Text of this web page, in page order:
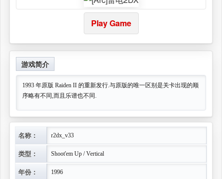
Play Game
游戏简介
1993 年原版 Raiden II 的重新发行.与原版的唯一区别是关卡出现的顺
序略有不同,而且乐谱也不同.
名称： r2dx_v33
类型： Shoot'em Up / Vertical
年份： 1996